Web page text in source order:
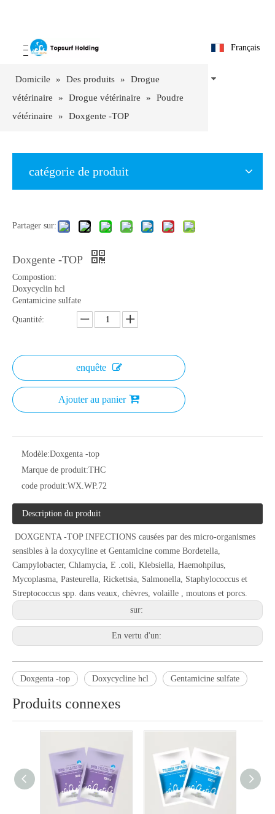
Français
Domicile » Des produits »
Drogue
vétérinaire
» Drogue vétérinaire »
Poudre
vétérinaire
» Doxgente -TOP
catégorie de produit
Partager sur:
Doxgente -TOP
Compostion:
Doxycyclin hcl
Gentamicine sulfate
Quantité:
enquête
Ajouter au panier
Modèle:Doxgenta -top
Marque de produit:THC
code produit:WX.WP.72
Description du produit
DOXGENTA -TOP INFECTIONS causées par des micro-organismes
sensibles à la doxycyline et Gentamicine comme Bordetella,
Campylobacter, Chlamycia, E .coli, Klebsiella, Haemohpilus,
Mycoplasma, Pasteurella, Rickettsia, Salmonella, Staphylococcus et
Streptococcus spp. dans veaux, chèvres, volaille , moutons et porcs.
sur:
En vertu d'un:
Doxgenta -top Doxycycline hcl Gentamicine sulfate
Produits connexes